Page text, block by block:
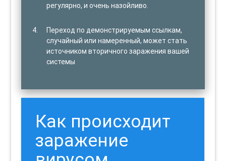
регулярно, и очень назойливо.
Переход по демонстрируемым ссылкам,
случайный или намеренный, может стать
источником вторичного заражения вашей
системы
Как происходит
заражение